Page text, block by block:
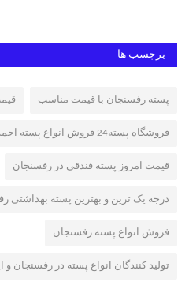
برچسب ها
پسته رفسنجان با قیمت مناسب
فروشگاه پسته24 فروش انواع پسته احمدآقایی در ایران
قیمت امروز پسته فندقی در رفسنجان
درجه یک ترین و بهترین پسته بهداشتی
فروش انواع پسته رفسنجان
تولید کنندگان انواع پسته در رفسنجان و